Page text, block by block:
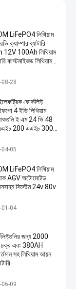
LiFePO4 লিথিয়াম
ক্যাম্পার ব্যাটারি
100Ah লিথিয়াম
কাস্টমাইজড লিথিয়াম
Lithium Batter
08-28
ফোর্কলিফ্ট
4 ইভি লিথিয়াম
ই এম 24 ভি 48
200 এএইচ 300
Pack
04-05
LiFePO4 লিথিয়াম
AGV অটোমেটেড
সিস্টেম 24v 80v
Pack
01-04
জন্য 2000
চক্র এবং 380AH
সহ লিথিয়াম আয়ন
Battery
06-09